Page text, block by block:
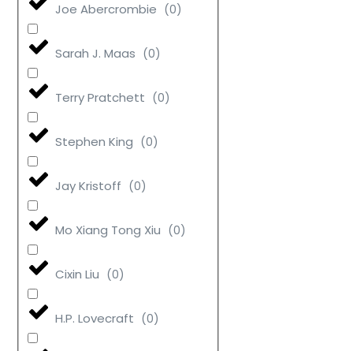
Joe Abercrombie (0)
Sarah J. Maas (0)
Terry Pratchett (0)
Stephen King (0)
Jay Kristoff (0)
Mo Xiang Tong Xiu (0)
Cixin Liu (0)
H.P. Lovecraft (0)